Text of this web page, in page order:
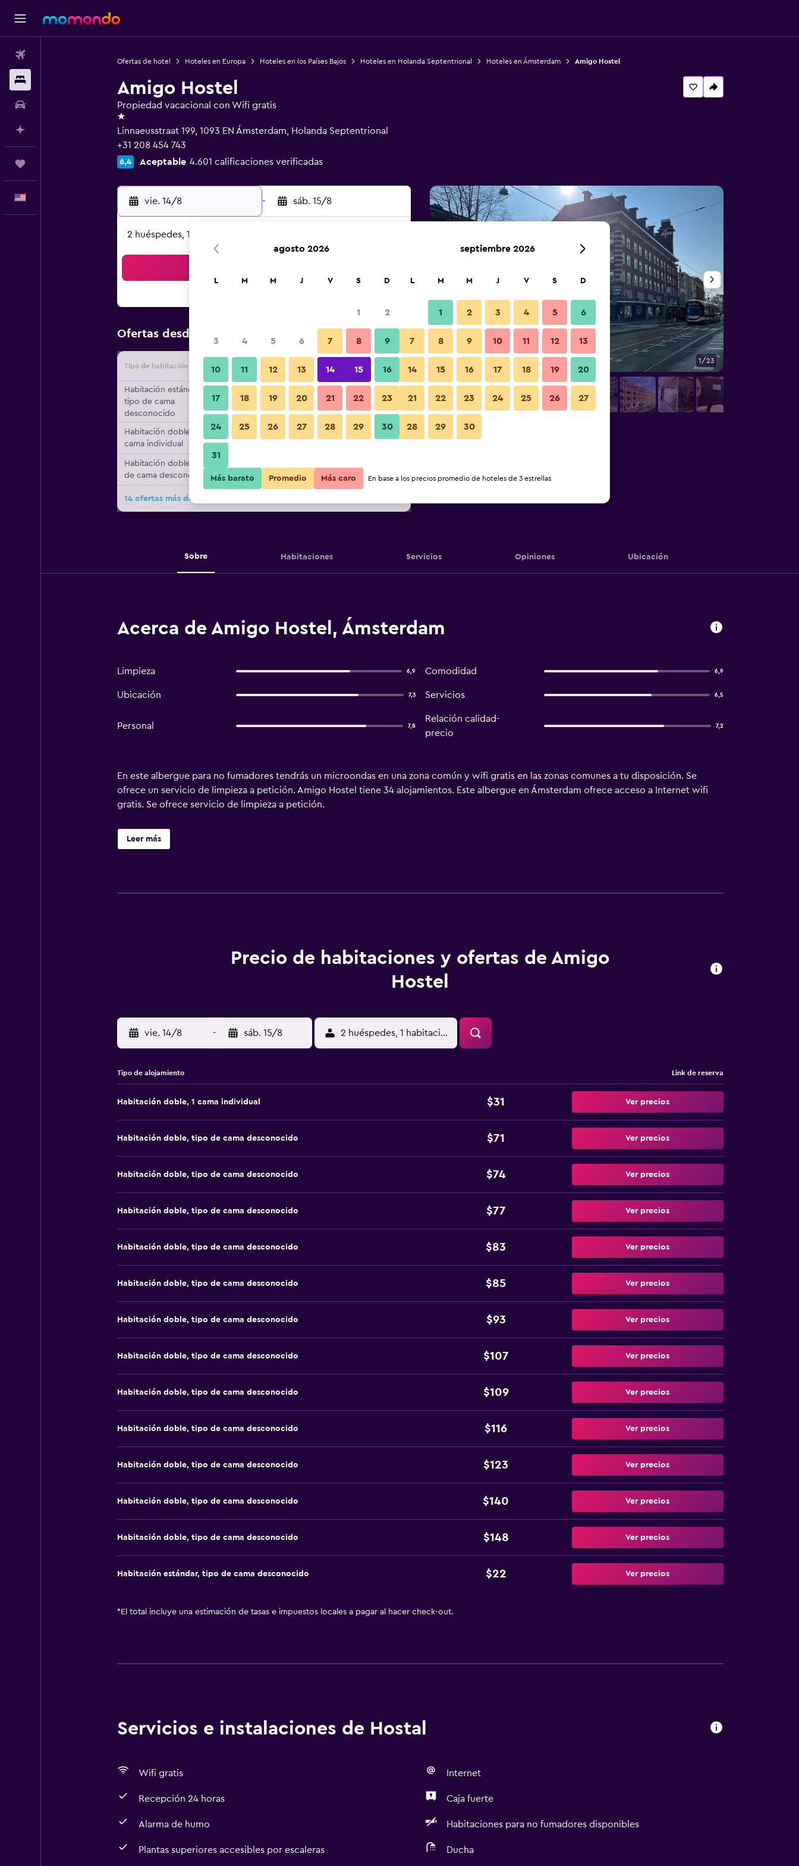
Ofertas de hotel Hoteles en Europa Hoteles en los Países Bajos Hoteles en Holanda Septentrional Hoteles en Ámsterdam Amigo Hostel
Amigo Hostel
Propiedad vacacional con Wifi gratis
1 estrella
Linnaeusstraat 199, 1093 EN Ámsterdam, Holanda Septentrional
+31 208 454 743
6,4 Aceptable 4.601 calificaciones verificadas
vie. 14/8 - sáb. 15/8
2 huéspedes, 1 habitación
Ofertas desde Oferta más barata de precio por noche
Tipo de habitación Proveedor Total noche
Habitación estándar,
tipo de cama
desconocido
$22 Ver oferta
Habitación doble, 1
cama individual
$31 Ver oferta
Habitación doble, tipo
de cama desconocido
$71 Ver oferta
14 ofertas más de Amigo Hostel
Otros 1/23
Fotos
Sobre Habitaciones Servicios Opiniones Ubicación
Acerca de Amigo Hostel, Ámsterdam
Limpieza 6,9 Comodidad 6,9
Ubicación 7,3 Servicios 6,5
Personal 7,8
Relación calidad-
precio
7,2
En este albergue para no fumadores tendrás un microondas en una zona común y wifi gratis en las zonas comunes a tu disposición. Se
ofrece un servicio de limpieza a petición. Amigo Hostel tiene 34 alojamientos. Este albergue en Ámsterdam ofrece acceso a Internet wifi
gratis. Se ofrece servicio de limpieza a petición.
Leer más
Precio de habitaciones y ofertas de Amigo
Hostel
vie. 14/8 - sáb. 15/8 2 huéspedes, 1 habitación
Tipo de alojamiento Link de reserva
Habitación doble, 1 cama individual $31 Ver precios
Habitación doble, tipo de cama desconocido $71 Ver precios
Habitación doble, tipo de cama desconocido $74 Ver precios
Habitación doble, tipo de cama desconocido $77 Ver precios
Habitación doble, tipo de cama desconocido $83 Ver precios
Habitación doble, tipo de cama desconocido $85 Ver precios
Habitación doble, tipo de cama desconocido $93 Ver precios
Habitación doble, tipo de cama desconocido $107 Ver precios
Habitación doble, tipo de cama desconocido $109 Ver precios
Habitación doble, tipo de cama desconocido $116 Ver precios
Habitación doble, tipo de cama desconocido $123 Ver precios
Habitación doble, tipo de cama desconocido $140 Ver precios
Habitación doble, tipo de cama desconocido $148 Ver precios
Habitación estándar, tipo de cama desconocido $22 Ver precios
* El total incluye una estimación de tasas e impuestos locales a pagar al hacer check-out.
Servicios e instalaciones de Hostal
Wifi gratis Internet
Recepción 24 horas Caja fuerte
Alarma de humo Habitaciones para no fumadores disponibles
Plantas superiores accesibles por escaleras Ducha
agosto 2026
L M M J V S D
1 2
3 4 5 6 7 8 9
10 11 12 13 14 15 16
17 18 19 20 21 22 23
24 25 26 27 28 29 30
31
septiembre 2026
L M M J V S D
1 2 3 4 5 6
7 8 9 10 11 12 13
14 15 16 17 18 19 20
21 22 23 24 25 26 27
28 29 30
Más barato Promedio Más caro En base a los precios promedio de hoteles de 3 estrellas